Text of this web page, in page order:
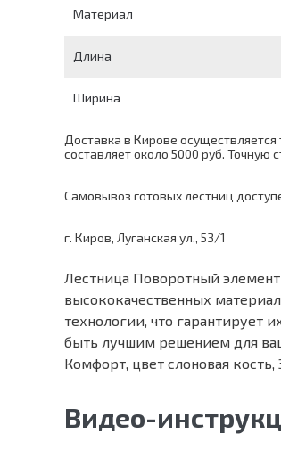
Материал
Длина
Ширина
Доставка в Кирове
составляет около 5000 руб.
Самовывоз готовых лестниц
г. Киров, Луганская ул., 53/1
Лестница Поворотный
высококачественных
технологии, что гарантирует
быть лучшим решением для
Комфорт, цвет слоновая
Видео-